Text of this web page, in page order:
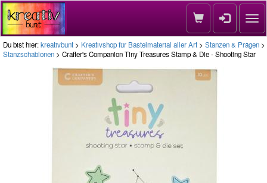
Du bist hier:kreativbunt > Kreativshop für Bastelmaterial aller Art > Stanzen & Prägen >
Stanzschablonen > Crafter's Companion Tiny Treasures Stamp & Die - Shooting Star